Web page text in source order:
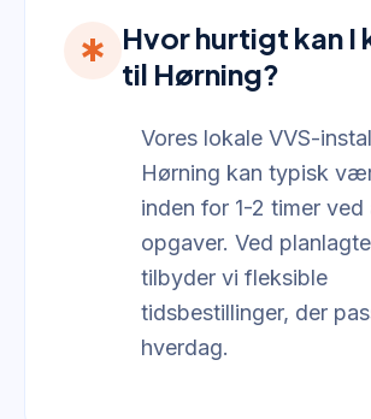
emergency
Hvor hurtigt kan I
til Hørning?
Vores lokale VVS-
Hørning kan typisk
inden for 1-2 timer ved
opgaver. Ved
tilbyder vi fleksible
tidsbestillinger, der
hverdag.